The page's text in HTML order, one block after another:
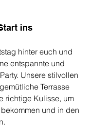
ins
hinter euch und
entspannte und
Unsere stilvollen
Terrasse
richtige Kulisse, um
und in den